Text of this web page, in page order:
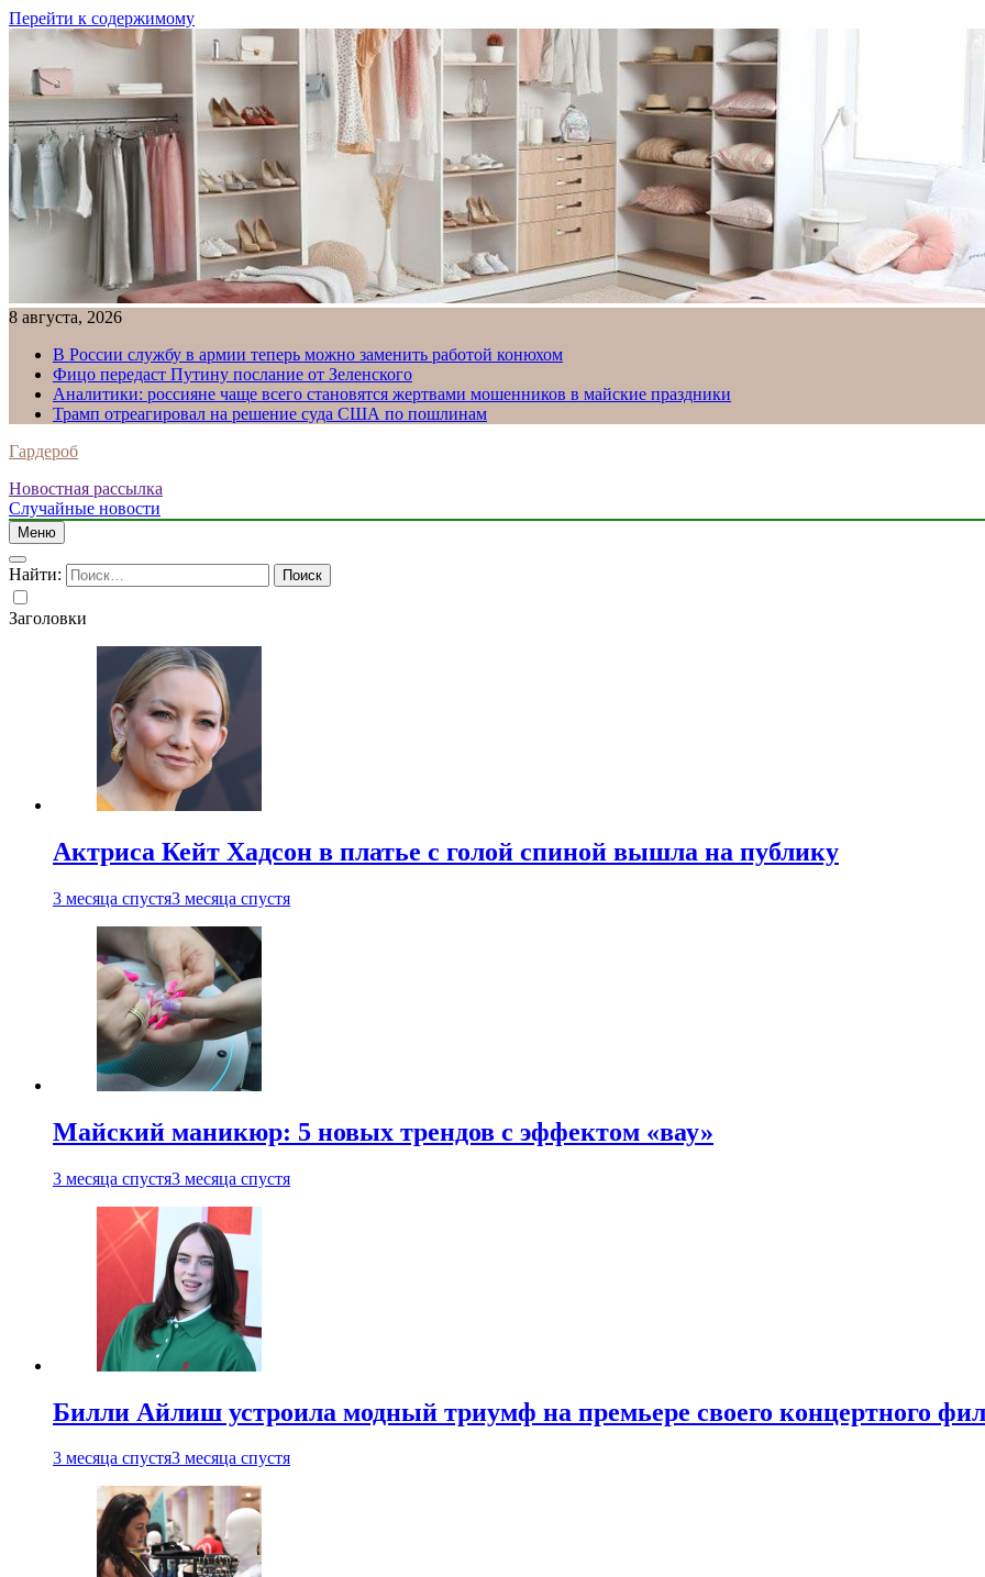
Перейти к содержимому
8 августа, 2026
В России службу в армии теперь можно заменить работой конюхом
Фицо передаст Путину послание от Зеленского
Аналитики: россияне чаще всего становятся жертвами мошенников в майские праздники
Трамп отреагировал на решение суда США по пошлинам
Гардероб
Новостная рассылка
Случайные новости
Меню
Найти:
Заголовки
Актриса Кейт Хадсон в платье с голой спиной вышла на публику
3 месяца спустя3 месяца спустя
Майский маникюр: 5 новых трендов с эффектом «вау»
3 месяца спустя3 месяца спустя
Билли Айлиш устроила модный триумф на премьере своего концертного
3 месяца спустя3 месяца спустя